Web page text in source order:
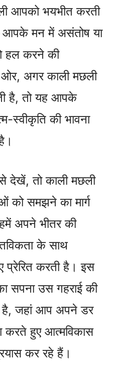
आपको भयभीत करती
मन में असंतोष या
हल करने की
अगर काली मछली
है, तो यह आपके
स्वीकृति की भावना
देखें, तो काली मछली
समझने का मार्ग
अपने भीतर की
के साथ
प्रेरित करती है। इस
सपना उस गहराई की
है, जहां आप अपने डर
करते हुए आत्मविकास
कर रहे हैं।